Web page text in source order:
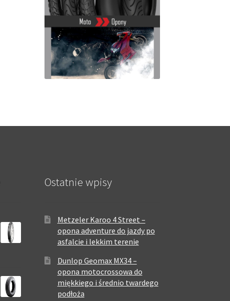
Ostatnie wpisy
Metzeler Karoo 4 Street –
opona adventure do jazdy po
asfalcie i lekkim terenie
Dunlop Geomax MX34 –
opona motocrossowa do
miękkiego i średnio twardego
podłoża